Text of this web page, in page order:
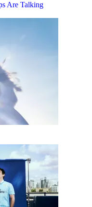
Are Talking